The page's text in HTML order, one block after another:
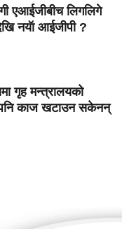
एआईजीबीच लिगलिगे
नयॅा आईजीपी ?
गृह मन्त्रालयको
पनि काज खटाउन सकेनन्